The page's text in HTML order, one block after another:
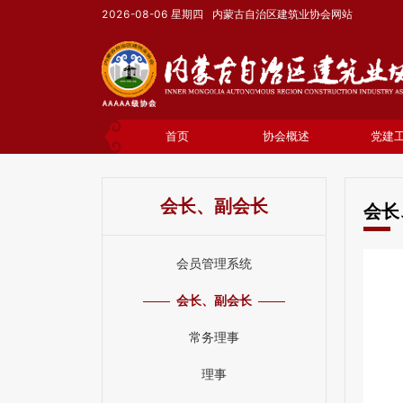
2026-08-06 星期四 内蒙古自治区建筑业协会网站
首页 协会概述 党建
会长、副会长
会员管理系统
会长、副会长
常务理事
理事
会